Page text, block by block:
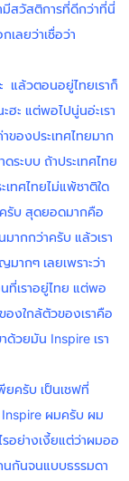
มีสวัสติการที่ดีกว่าที่นี่
เลยว่าเชื่อว่า
แล้วตอนอยู่ไทยเราก็
ฮะ แต่พอไปนู่นอ่ะเรา
ของประเทศไทยมาก
ระบบ ถ้าประเทศไทย
ทศไทยไม่แพ้ชาติใด
รับ สุดยอดมากคือ
ากกว่าครับ แล้วเรา
ากๆ เลยเพราะว่า
นที่เราอยู่ไทย แต่พอ
องใกล้ตัวของเราคือ
ด้วยมัน Inspire เรา
ครับ เป็นเชฟที่
ผมครับ ผม
รอย่างเงี้ยแต่ว่าผมออ
นกันจนแบบธรรมดา